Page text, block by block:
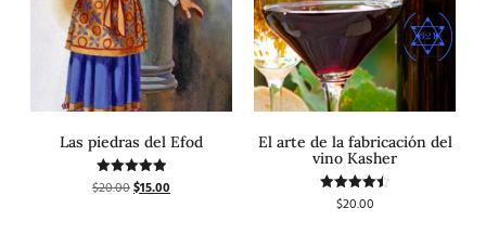
Las piedras del Efod
Valorado
con
$20.00$15.00
El arte de la fabricación del
vino Kasher
Valorado
$20.00